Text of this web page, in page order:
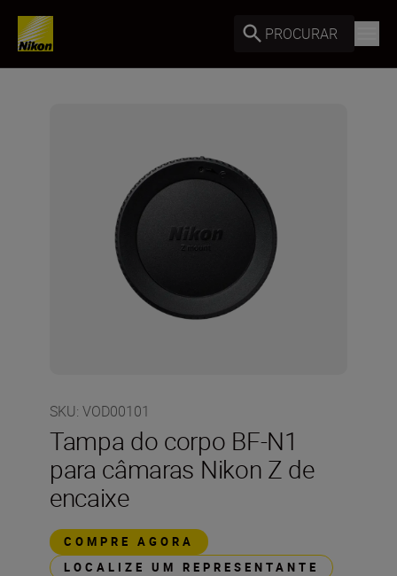
PROCURAR
SKU: VOD00101
Tampa do corpo BF-N1
para câmaras Nikon Z de
encaixe
COMPRE AGORA
LOCALIZE UM REPRESENTANTE